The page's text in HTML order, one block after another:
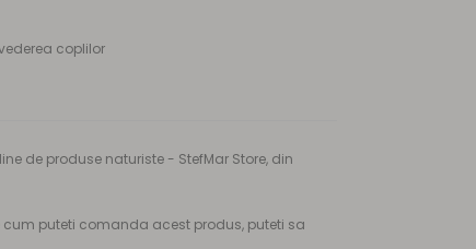
coplilor
de produse naturiste - StefMar Store, din
cum puteti comanda acest produs, puteti sa